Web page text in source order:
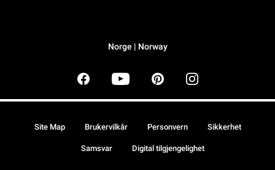
Norge | Norway
Site Map Brukervilkår Personvern Sikkerhet
Samsvar Digital tilgjengelighet